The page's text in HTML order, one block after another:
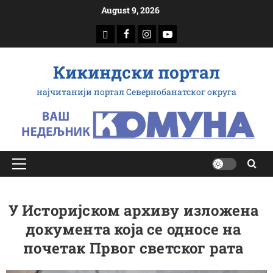
August 9, 2026
доwнлоад
Фацебоок
Инстаграм
Yоутубе
Кикиндски портал
најчитанији портал Севернобанатског округа
Примарy
У Историјском архиву изложена
документа која се односе на
почетак Првог светског рата